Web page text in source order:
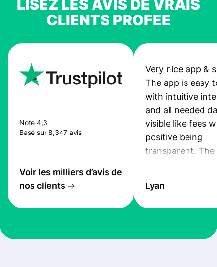
LISEZ LES AVIS DE VRAIS
CLIENTS PROFEE
Note 4,3
Basé sur 8,347 avis
Voir les milliers d’avis de
nos clients
Very nice app &
The app is easy
with intuitive
and all needed
visible like fees
positive being
transparent. The
the exchange
at Profee is very
Lyan